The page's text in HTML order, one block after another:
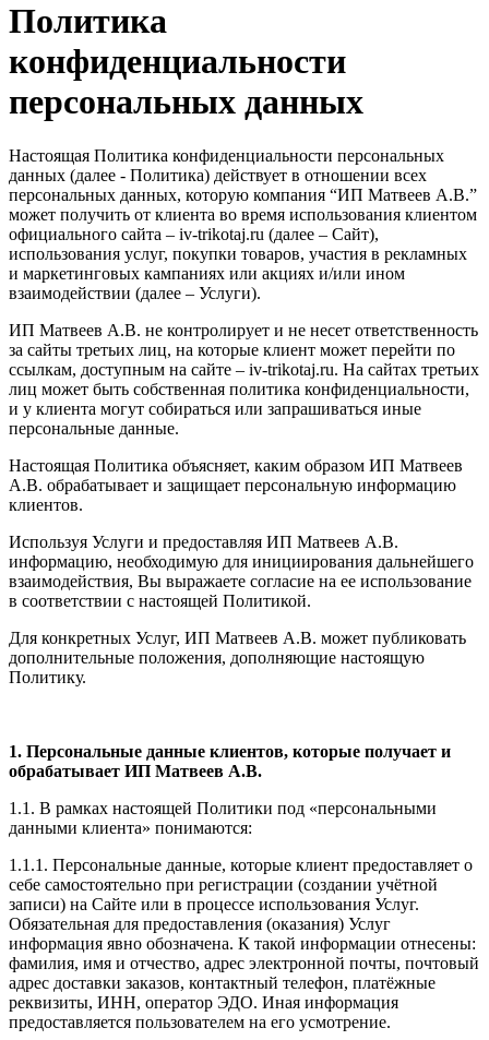
Политика
конфиденциальности
персональных данных
Настоящая Политика конфиденциальности персональных
данных (далее - Политика) действует в отношении всех
персональных данных, которую компания “ИП Матвеев А.В.”
может получить от клиента во время использования клиентом
официального сайта – iv-trikotaj.ru (далее – Сайт),
использования услуг, покупки товаров, участия в рекламных
и маркетинговых кампаниях или акциях и/или ином
взаимодействии (далее – Услуги).
ИП Матвеев А.В. не контролирует и не несет ответственность
за сайты третьих лиц, на которые клиент может перейти по
ссылкам, доступным на сайте – iv-trikotaj.ru. На сайтах третьих
лиц может быть собственная политика конфиденциальности,
и у клиента могут собираться или запрашиваться иные
персональные данные.
Настоящая Политика объясняет, каким образом ИП Матвеев
А.В. обрабатывает и защищает персональную информацию
клиентов.
Используя Услуги и предоставляя ИП Матвеев А.В.
информацию, необходимую для инициирования дальнейшего
взаимодействия, Вы выражаете согласие на ее использование
в соответствии с настоящей Политикой.
Для конкретных Услуг, ИП Матвеев А.В. может публиковать
дополнительные положения, дополняющие настоящую
Политику.
1. Персональные данные клиентов, которые получает и
обрабатывает ИП Матвеев А.В.
1.1. В рамках настоящей Политики под «персональными
данными клиента» понимаются:
1.1.1. Персональные данные, которые клиент предоставляет о
себе самостоятельно при регистрации (создании учётной
записи) на Сайте или в процессе использования Услуг.
Обязательная для предоставления (оказания) Услуг
информация явно обозначена. К такой информации отнесены:
фамилия, имя и отчество, адрес электронной почты, почтовый
адрес доставки заказов, контактный телефон, платёжные
реквизиты, ИНН, оператор ЭДО. Иная информация
предоставляется пользователем на его усмотрение.